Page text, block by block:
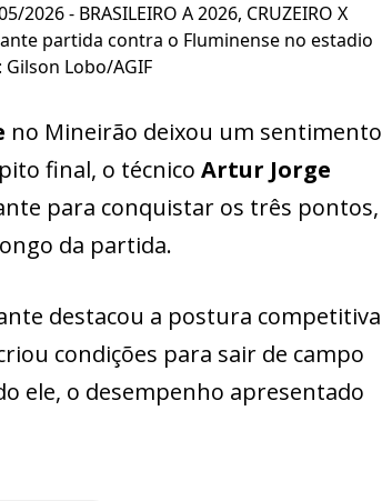
2026 - BRASILEIRO A 2026, CRUZEIRO X
partida contra o Fluminense no estadio
Lobo/AGIF
no Mineirão deixou um sentimento
final, o técnico Artur Jorge
para conquistar os três pontos,
da partida.
destacou a postura competitiva
condições para sair de campo
ele, o desempenho apresentado